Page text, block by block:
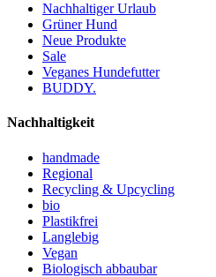
Nachhaltiger Urlaub
Grüner Hund
Neue Produkte
Sale
Veganes Hundefutter
BUDDY.
Nachhaltigkeit
handmade
Regional
Recycling & Upcycling
bio
Plastikfrei
Langlebig
Vegan
Biologisch abbaubar